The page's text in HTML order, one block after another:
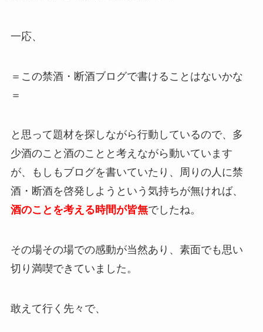
一応、
＝この禁酒・断酒ブログで書けることはないかな
＝
と思って題材を探しながら行動しているので、多
少酒のこと酒のことと考えながら動いています
が、もしもブログを書いていたり、周りの人に禁
酒・断酒を啓発しようという気持ちが無ければ、
酒のことを考える時間が皆無でしたね。
その場その場での感動が当然あり、素面でも思い
切り満喫できていました。
敢えて行く先々で、